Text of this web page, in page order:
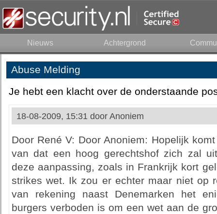
Nieuws Achtergrond
Abuse Melding
Je hebt een klacht over de onderstaande
18-08-2009, 15:31 door Anoniem
Door René V: Door Anoniem: Hopelijk
van dat een hoog gerechtshof zich zal
deze aanpassing, zoals in Frankrijk kort
strikes wet. Ik zou er echter maar niet op
van rekening naast Denemarken het
burgers verboden is om een wet aan de